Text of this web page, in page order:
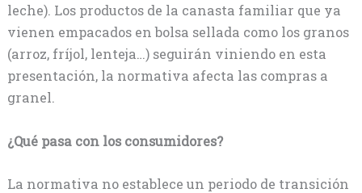
leche). Los productos de la canasta familiar que ya
vienen empacados en bolsa sellada como los granos
(arroz, fríjol, lenteja…) seguirán viniendo en esta
presentación, la normativa afecta las compras a
granel.
¿Qué pasa con los consumidores?
La normativa no establece un periodo de transición